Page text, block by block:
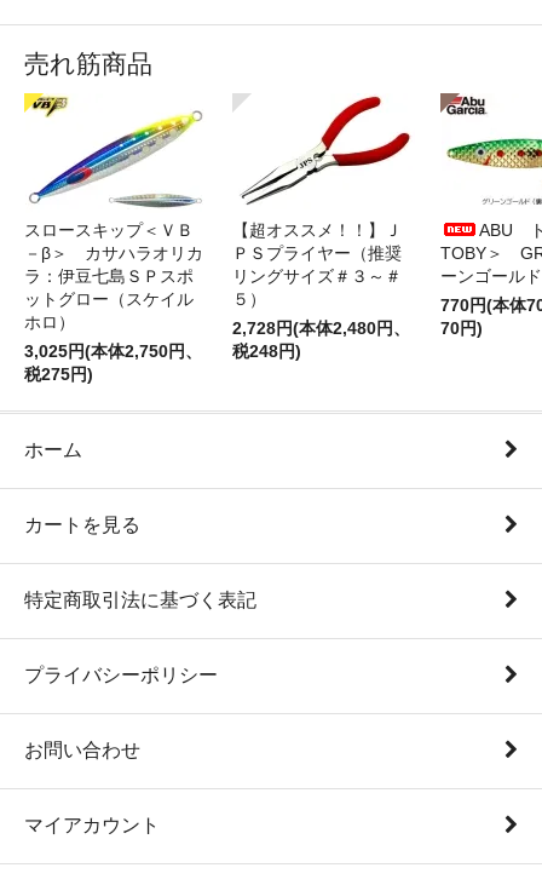
売れ筋商品
スロースキップ＜ＶＢ
－β＞ カサハラオリカ
ラ：伊豆七島ＳＰスポ
ットグロー（スケイル
ホロ）
3,025円(本体2,750円、
税275円)
【超オススメ！！】Ｊ
ＰＳプライヤー（推奨
リングサイズ＃３～＃
５）
2,728円(本体2,480円、
税248円)
ABU
TOBY＞
ーンゴールド
770円(本体
70円)
ホーム
カートを見る
特定商取引法に基づく表記
プライバシーポリシー
お問い合わせ
マイアカウント